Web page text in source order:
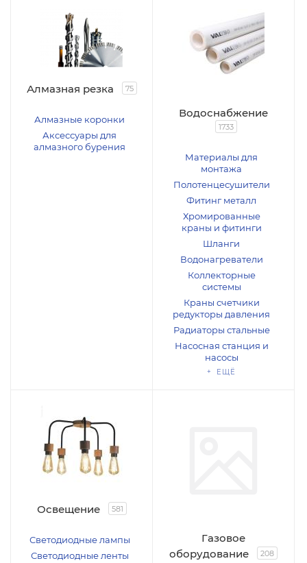
Алмазная резка 75
Алмазные коронки
Аксессуары для
алмазного бурения
Водоснабжение
1733
Материалы для
монтажа
Полотенцесушители
Фитинг металл
Хромированные
краны и фитинги
Шланги
Водонагреватели
Коллекторные
системы
Краны счетчики
редукторы давления
Радиаторы стальные
Насосная станция и
насосы
+ ЕЩЁ
Освещение 581
Светодиодные лампы
Светодиодные ленты
Газовое
оборудование
208